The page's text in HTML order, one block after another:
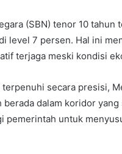
(SBN) tenor 10 tahun
level 7 persen. Hal ini
terjaga meski kondisi
secara presisi,
dalam koridor
pemerintah untuk